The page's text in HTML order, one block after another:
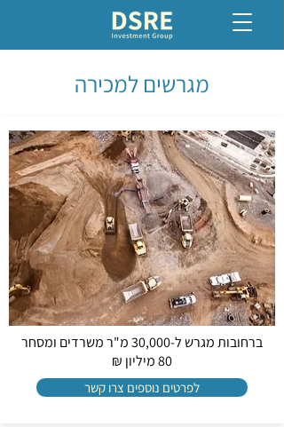
מגרשים למכירה
ברחובות מגרש ל-30,000 מ"ר משרדים ומסחר
80 מיליון ₪
לפרטים נוספים צרו קשר